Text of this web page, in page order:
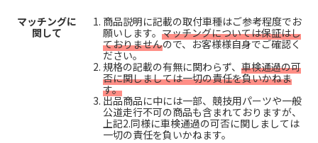
マッチングに
関して
商品説明に記載の取付車種はご参考程度でお
願いします。 マッチングについては保証はし
ておりませんので、お客様様自身でご確認く
ださい。
規格の記載の有無に関わらず、 車検通過の可
否に関しましては一切の責任を負いかねま
す。
出品商品に中には一部、競技用パーツや一般
公道走行不可の商品も含まれておりますが、
上記2.同様に車検通過の可否に関しましては
一切の責任を負いかねます。